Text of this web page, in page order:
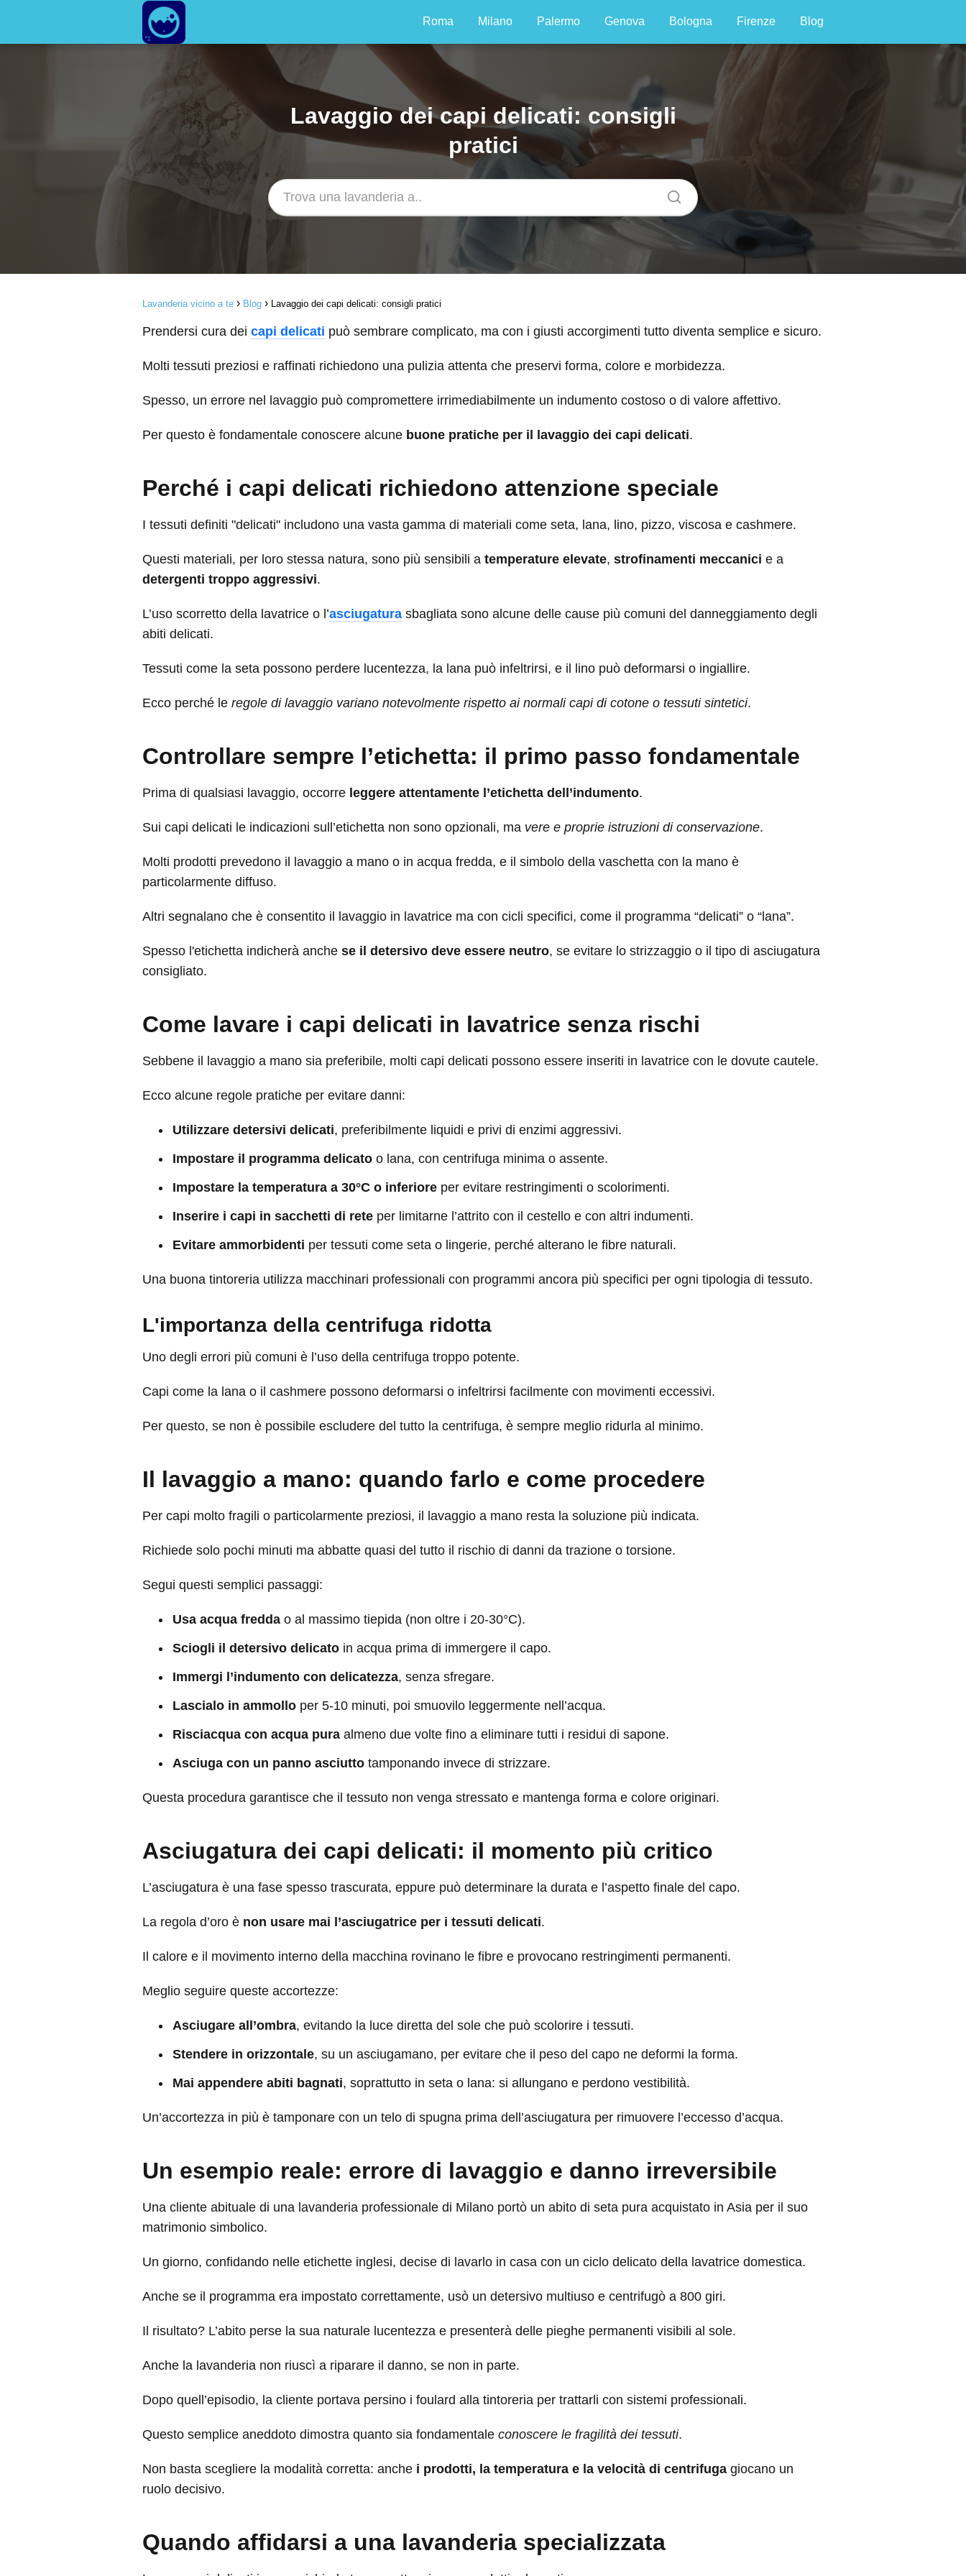
Roma Milano Palermo Genova Bologna Firenze Blog
Lavaggio dei capi delicati: consigli
pratici
Lavanderia vicino a te Blog Lavaggio dei capi delicati: consigli pratici
Prendersi cura dei capi delicati può sembrare complicato, ma con i giusti accorgimenti tutto diventa semplice e sicuro.
Molti tessuti preziosi e raffinati richiedono una pulizia attenta che preservi forma, colore e morbidezza.
Spesso, un errore nel lavaggio può compromettere irrimediabilmente un indumento costoso o di valore affettivo.
Per questo è fondamentale conoscere alcune buone pratiche per il lavaggio dei capi delicati.
Perché i capi delicati richiedono attenzione speciale
I tessuti definiti "delicati" includono una vasta gamma di materiali come seta, lana, lino, pizzo, viscosa e cashmere.
Questi materiali, per loro stessa natura, sono più sensibili a temperature elevate, strofinamenti meccanici e a
detergenti troppo aggressivi.
L’uso scorretto della lavatrice o l’asciugatura sbagliata sono alcune delle cause più comuni del danneggiamento degli
abiti delicati.
Tessuti come la seta possono perdere lucentezza, la lana può infeltrirsi, e il lino può deformarsi o ingiallire.
Ecco perché le regole di lavaggio variano notevolmente rispetto ai normali capi di cotone o tessuti sintetici.
Controllare sempre l’etichetta: il primo passo fondamentale
Prima di qualsiasi lavaggio, occorre leggere attentamente l’etichetta dell’indumento.
Sui capi delicati le indicazioni sull’etichetta non sono opzionali, ma vere e proprie istruzioni di conservazione.
Molti prodotti prevedono il lavaggio a mano o in acqua fredda, e il simbolo della vaschetta con la mano è
particolarmente diffuso.
Altri segnalano che è consentito il lavaggio in lavatrice ma con cicli specifici, come il programma “delicati” o “lana”.
Spesso l'etichetta indicherà anche se il detersivo deve essere neutro, se evitare lo strizzaggio o il tipo di asciugatura
consigliato.
Come lavare i capi delicati in lavatrice senza rischi
Sebbene il lavaggio a mano sia preferibile, molti capi delicati possono essere inseriti in lavatrice con le dovute cautele.
Ecco alcune regole pratiche per evitare danni:
Utilizzare detersivi delicati, preferibilmente liquidi e privi di enzimi aggressivi.
Impostare il programma delicato o lana, con centrifuga minima o assente.
Impostare la temperatura a 30°C o inferiore per evitare restringimenti o scolorimenti.
Inserire i capi in sacchetti di rete per limitarne l’attrito con il cestello e con altri indumenti.
Evitare ammorbidenti per tessuti come seta o lingerie, perché alterano le fibre naturali.
Una buona tintoreria utilizza macchinari professionali con programmi ancora più specifici per ogni tipologia di tessuto.
L'importanza della centrifuga ridotta
Uno degli errori più comuni è l’uso della centrifuga troppo potente.
Capi come la lana o il cashmere possono deformarsi o infeltrirsi facilmente con movimenti eccessivi.
Per questo, se non è possibile escludere del tutto la centrifuga, è sempre meglio ridurla al minimo.
Il lavaggio a mano: quando farlo e come procedere
Per capi molto fragili o particolarmente preziosi, il lavaggio a mano resta la soluzione più indicata.
Richiede solo pochi minuti ma abbatte quasi del tutto il rischio di danni da trazione o torsione.
Segui questi semplici passaggi:
Usa acqua fredda o al massimo tiepida (non oltre i 20-30°C).
Sciogli il detersivo delicato in acqua prima di immergere il capo.
Immergi l’indumento con delicatezza, senza sfregare.
Lascialo in ammollo per 5-10 minuti, poi smuovilo leggermente nell’acqua.
Risciacqua con acqua pura almeno due volte fino a eliminare tutti i residui di sapone.
Asciuga con un panno asciutto tamponando invece di strizzare.
Questa procedura garantisce che il tessuto non venga stressato e mantenga forma e colore originari.
Asciugatura dei capi delicati: il momento più critico
L’asciugatura è una fase spesso trascurata, eppure può determinare la durata e l’aspetto finale del capo.
La regola d’oro è non usare mai l’asciugatrice per i tessuti delicati.
Il calore e il movimento interno della macchina rovinano le fibre e provocano restringimenti permanenti.
Meglio seguire queste accortezze:
Asciugare all’ombra, evitando la luce diretta del sole che può scolorire i tessuti.
Stendere in orizzontale, su un asciugamano, per evitare che il peso del capo ne deformi la forma.
Mai appendere abiti bagnati, soprattutto in seta o lana: si allungano e perdono vestibilità.
Un’accortezza in più è tamponare con un telo di spugna prima dell’asciugatura per rimuovere l’eccesso d’acqua.
Un esempio reale: errore di lavaggio e danno irreversibile
Una cliente abituale di una lavanderia professionale di Milano portò un abito di seta pura acquistato in Asia per il suo
matrimonio simbolico.
Un giorno, confidando nelle etichette inglesi, decise di lavarlo in casa con un ciclo delicato della lavatrice domestica.
Anche se il programma era impostato correttamente, usò un detersivo multiuso e centrifugò a 800 giri.
Il risultato? L’abito perse la sua naturale lucentezza e presenterà delle pieghe permanenti visibili al sole.
Anche la lavanderia non riuscì a riparare il danno, se non in parte.
Dopo quell’episodio, la cliente portava persino i foulard alla tintoreria per trattarli con sistemi professionali.
Questo semplice aneddoto dimostra quanto sia fondamentale conoscere le fragilità dei tessuti.
Non basta scegliere la modalità corretta: anche i prodotti, la temperatura e la velocità di centrifuga giocano un
ruolo decisivo.
Quando affidarsi a una lavanderia specializzata